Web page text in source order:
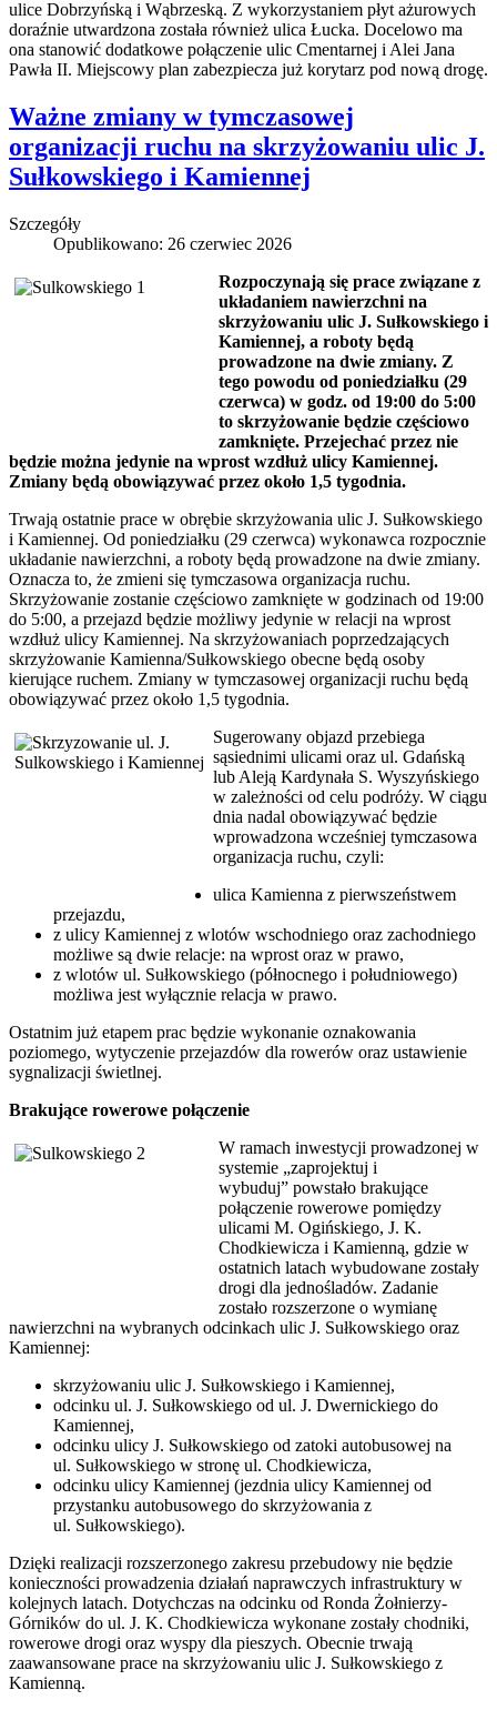
ulice Dobrzyńską i Wąbrzeską. Z wykorzystaniem płyt ażurowych
doraźnie utwardzona została również ulica Łucka. Docelowo ma
ona stanowić dodatkowe połączenie ulic Cmentarnej i Alei Jana
Pawła II. Miejscowy plan zabezpiecza już korytarz pod nową drogę.
Ważne zmiany w tymczasowej
organizacji ruchu na skrzyżowaniu ulic J.
Sułkowskiego i Kamiennej
Szczegóły
Opublikowano: 26 czerwiec 2026
Rozpoczynają się prace związane z
układaniem nawierzchni na
skrzyżowaniu ulic J. Sułkowskiego i
Kamiennej, a roboty będą
prowadzone na dwie zmiany. Z
tego powodu od poniedziałku (29
czerwca) w godz. od 19:00 do 5:00
to skrzyżowanie będzie częściowo
zamknięte. Przejechać przez nie
będzie można jedynie na wprost wzdłuż ulicy Kamiennej.
Zmiany będą obowiązywać przez około 1,5 tygodnia.
Trwają ostatnie prace w obrębie skrzyżowania ulic J. Sułkowskiego
i Kamiennej. Od poniedziałku (29 czerwca) wykonawca rozpocznie
układanie nawierzchni, a roboty będą prowadzone na dwie zmiany.
Oznacza to, że zmieni się tymczasowa organizacja ruchu.
Skrzyżowanie zostanie częściowo zamknięte w godzinach od 19:00
do 5:00, a przejazd będzie możliwy jedynie w relacji na wprost
wzdłuż ulicy Kamiennej. Na skrzyżowaniach poprzedzających
skrzyżowanie Kamienna/Sułkowskiego obecne będą osoby
kierujące ruchem. Zmiany w tymczasowej organizacji ruchu będą
obowiązywać przez około 1,5 tygodnia.
Sugerowany objazd przebiega
sąsiednimi ulicami oraz ul. Gdańską
lub Aleją Kardynała S. Wyszyńskiego
w zależności od celu podróży. W ciągu
dnia nadal obowiązywać będzie
wprowadzona wcześniej tymczasowa
organizacja ruchu, czyli:
ulica Kamienna z pierwszeństwem
przejazdu,
z ulicy Kamiennej z wlotów wschodniego oraz zachodniego
możliwe są dwie relacje: na wprost oraz w prawo,
z wlotów ul. Sułkowskiego (północnego i południowego)
możliwa jest wyłącznie relacja w prawo.
Ostatnim już etapem prac będzie wykonanie oznakowania
poziomego, wytyczenie przejazdów dla rowerów oraz ustawienie
sygnalizacji świetlnej.
Brakujące rowerowe połączenie
W ramach inwestycji prowadzonej w
systemie „zaprojektuj i
wybuduj” powstało brakujące
połączenie rowerowe pomiędzy
ulicami M. Ogińskiego, J. K.
Chodkiewicza i Kamienną, gdzie w
ostatnich latach wybudowane zostały
drogi dla jednośladów. Zadanie
zostało rozszerzone o wymianę
nawierzchni na wybranych odcinkach ulic J. Sułkowskiego oraz
Kamiennej:
skrzyżowaniu ulic J. Sułkowskiego i Kamiennej,
odcinku ul. J. Sułkowskiego od ul. J. Dwernickiego do
Kamiennej,
odcinku ulicy J. Sułkowskiego od zatoki autobusowej na
ul. Sułkowskiego w stronę ul. Chodkiewicza,
odcinku ulicy Kamiennej (jezdnia ulicy Kamiennej od
przystanku autobusowego do skrzyżowania z
ul. Sułkowskiego).
Dzięki realizacji rozszerzonego zakresu przebudowy nie będzie
konieczności prowadzenia działań naprawczych infrastruktury w
kolejnych latach. Dotychczas na odcinku od Ronda Żołnierzy-
Górników do ul. J. K. Chodkiewicza wykonane zostały chodniki,
rowerowe drogi oraz wyspy dla pieszych. Obecnie trwają
zaawansowane prace na skrzyżowaniu ulic J. Sułkowskiego z
Kamienną.